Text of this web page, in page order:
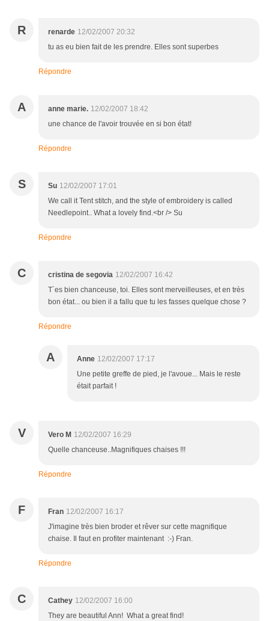
R renarde 12/02/2007 20:32
tu as eu bien fait de les prendre. Elles sont superbes
Répondre
A anne marie. 12/02/2007 18:42
une chance de l'avoir trouvée en si bon état!
Répondre
S Su 12/02/2007 17:01
We call it Tent stitch, and the style of embroidery is called
Needlepoint.. What a lovely find.<br /> Su
Répondre
C cristina de segovia 12/02/2007 16:42
T´es bien chanceuse, toi. Elles sont merveilleuses, et en très
bon état... ou bien il a fallu que tu les fasses quelque chose ?
Répondre
A Anne 12/02/2007 17:17
Une petite greffe de pied, je l'avoue... Mais le reste
était parfait !
V Vero M 12/02/2007 16:29
Quelle chanceuse..Magnifiques chaises !!!
Répondre
F Fran 12/02/2007 16:17
J'imagine très bien broder et rêver sur cette magnifique
chaise. Il faut en profiter maintenant :-) Fran.
Répondre
C Cathey 12/02/2007 16:00
They are beautiful Ann! What a great find!